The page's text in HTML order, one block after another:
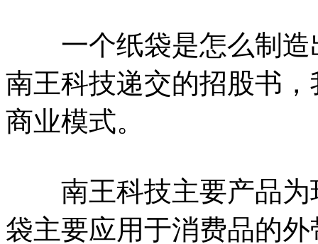
一个纸袋是怎么制造
南王科技递交的招股书
商业模式。
南王科技主要产品为
袋主要应用于消费品的